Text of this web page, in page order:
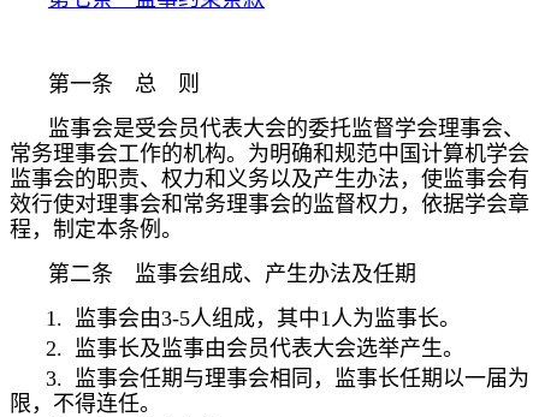
第一条 总 则
监事会是受会员代表大会的委托监督学会理事会、
常务理事会工作的机构。为明确和规范中国计算机学会
监事会的职责、权力和义务以及产生办法，使监事会有
效行使对理事会和常务理事会的监督权力，依据学会章
程，制定本条例。
第二条 监事会组成、产生办法及任期
1.
监事会由3-5人组成，其中1 人为监事长。
2.
监事长及监事由会员代表大会选举产生。
3.
监事会任期与理事会相同，监事长任期以一届为
限，不得连任。